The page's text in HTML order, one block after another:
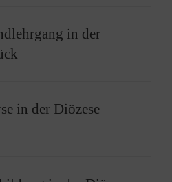
in der
in der Diözese
Maßnahmen, wie
in der Diözese
und gründlich.